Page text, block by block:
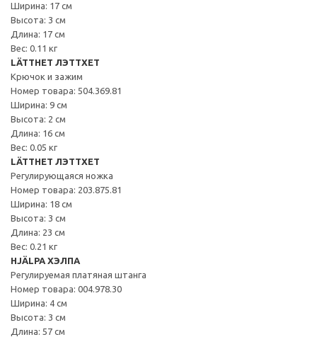
Ширина: 17 см
Высота: 3 см
Длина: 17 см
Вес: 0.11 кг
LÄTTHET ЛЭТТХЕТ
Крючок и зажим
Номер товара: 504.369.81
Ширина: 9 см
Высота: 2 см
Длина: 16 см
Вес: 0.05 кг
LÄTTHET ЛЭТТХЕТ
Регулирующаяся ножка
Номер товара: 203.875.81
Ширина: 18 см
Высота: 3 см
Длина: 23 см
Вес: 0.21 кг
HJÄLPA ХЭЛПА
Регулируемая платяная штанга
Номер товара: 004.978.30
Ширина: 4 см
Высота: 3 см
Длина: 57 см